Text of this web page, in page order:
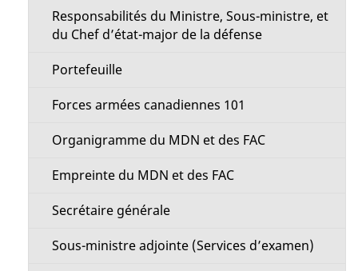
Responsabilités du Ministre, Sous-ministre, et
du Chef d’état-major de la défense
Portefeuille
Forces armées canadiennes 101
Organigramme du MDN et des FAC
Empreinte du MDN et des FAC
Secrétaire générale
Sous-ministre adjointe (Services d’examen)